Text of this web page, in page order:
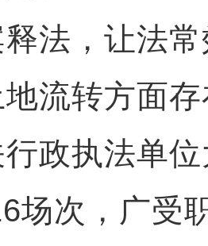
，让法常
流转方面
政执法单
场次，广受